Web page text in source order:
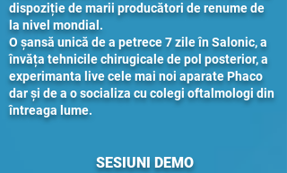
dispoziție de marii producători de renume de
la nivel mondial.
O șansă unică de a petrece 7 zile în Salonic, a
învăța tehnicile chirugicale de pol posterior, a
experimanta live cele mai noi aparate Phaco
dar și de a o socializa cu colegi oftalmologi din
întreaga lume.
SESIUNI DEMO